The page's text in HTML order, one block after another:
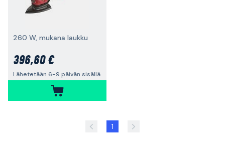
260 W, mukana laukku
396,60 €
Lähetetään 6-9 päivän sisällä
1